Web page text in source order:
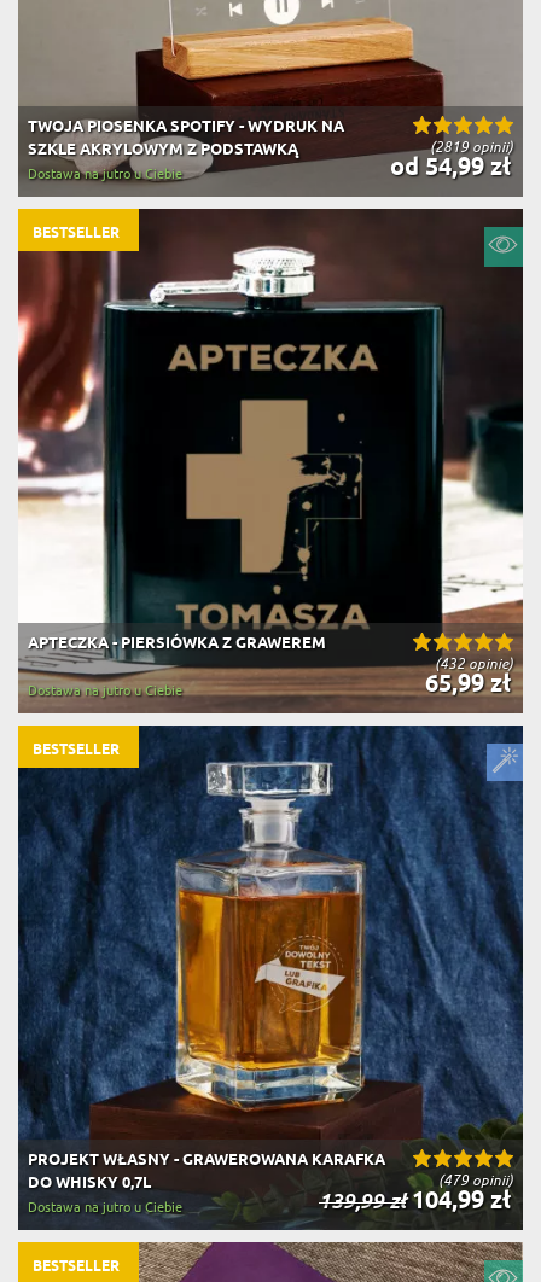
(2819 opinii)
TWOJA PIOSENKA SPOTIFY - WYDRUK NA
SZKLE AKRYLOWYM Z PODSTAWKĄ
od 54,99 zł
Dostawa na jutro u Ciebie
(432 opinie)
APTECZKA - PIERSIÓWKA Z GRAWEREM
65,99 zł
Dostawa na jutro u Ciebie
BESTSELLER
(479 opinii)
PROJEKT WŁASNY - GRAWEROWANA KARAFKA
DO WHISKY 0,7L
139,99 zł104,99 zł
Dostawa na jutro u Ciebie
BESTSELLER
BESTSELLER